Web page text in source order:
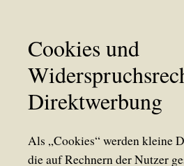
Cookies und
Direktwerbung
Als „Cookies“ werden kleine
die auf Rechnern der Nutzer